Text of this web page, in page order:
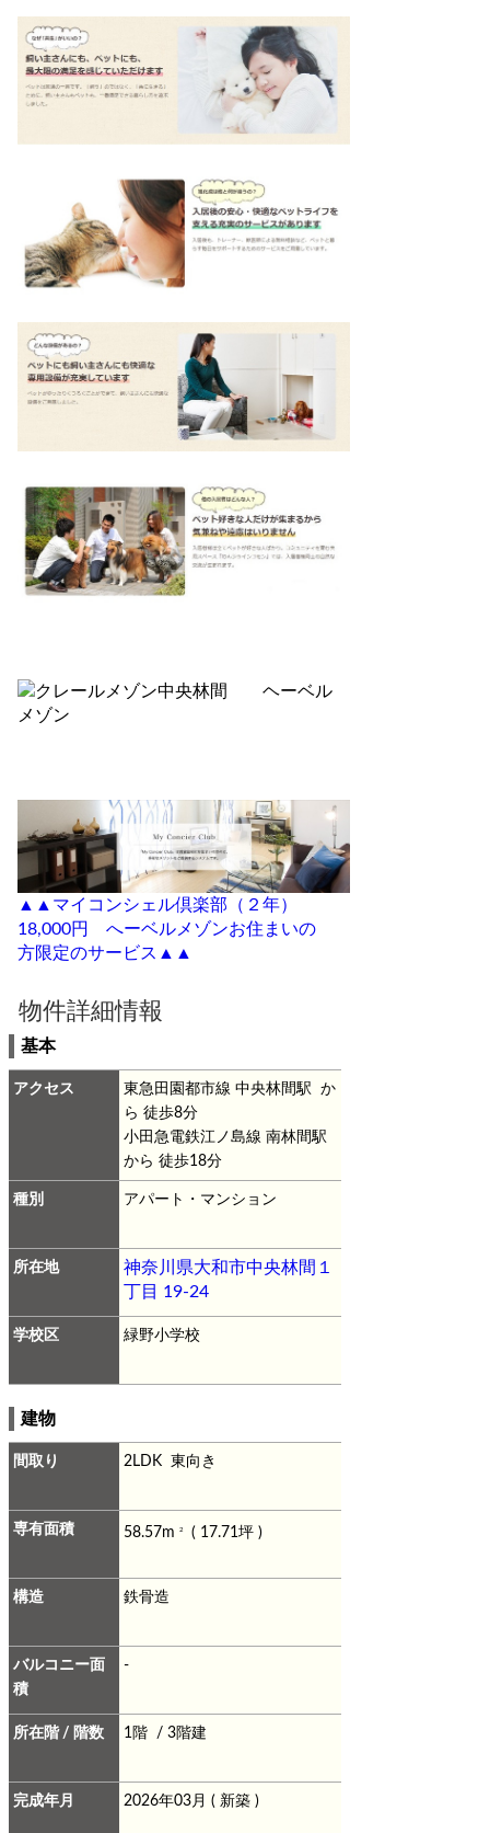
▲▲マイコンシェル倶楽部（２年）
18,000円 へーベルメゾンお住まいの
方限定のサービス▲▲
物件詳細情報
基本
アクセス
東急田園都市線 中央林間駅 か
ら 徒歩8分
小田急電鉄江ノ島線 南林間駅
から 徒歩18分
種別 アパート・マンション
所在地
神奈川県大和市中央林間１
丁目 19-24
学校区 緑野小学校
建物
間取り 2LDK 東向き
専有面積 58.57m2 ( 17.71坪 )
構造 鉄骨造
バルコニー面
積
-
所在階 / 階数 1階 / 3階建
完成年月 2026年03月 ( 新築 )